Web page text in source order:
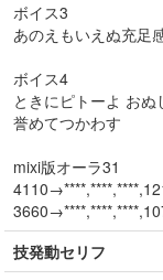
ボイス3
あのえもいえぬ充足
ボイス4
ときにピトーよ お
誉めてつかわす
mixi版オーラ31
技発動セリフ